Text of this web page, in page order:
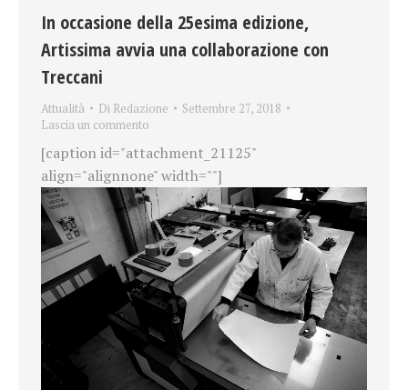
In occasione della 25esima edizione,
Artissima avvia una collaborazione con
Treccani
Attualità Di Redazione
Settembre 27, 2018
Lascia un commento
[caption id="attachment_21125"
align="alignnone" width=""]